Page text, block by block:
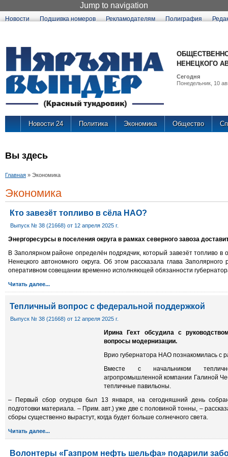
Jump to navigation
Новости Подшивка номеров Рекламодателям Полиграфия
НЕНЕЦКОГО
Сегодня
Понедельник, 10
Новости 24 Политика Экономика Общество
Вы здесь
Главная » Экономика
Экономика
Кто завезёт топливо в сёла НАО?
Выпуск № 38 (21668) от 12 апреля 2025 г.
Энергоресурсы в поселения округа в рамках северного завоза
В Заполярном районе определён подрядчик, который завезёт топливо в
Ненецкого автономного округа. Об этом рассказала глава
оперативном совещании временно исполняющей обязанности
Читать далее...
Тепличный вопрос с федеральной поддержкой
Выпуск № 38 (21668) от 12 апреля 2025 г.
Ирина Гехт обсудила с
вопросы модернизации.
Врио губернатора НАО познакомилась с
Вместе с начальником
агропромышленной компании Галиной
тепличные павильоны.
– Первый сбор огурцов был 13 января, на сегодняшний день
подготовки материала. – Прим. авт.) уже две с половиной тонны, –
сборы существенно вырастут, когда будет больше солнечного света.
Читать далее...
Волонтеры «Газпром нефть шельфа» подарили